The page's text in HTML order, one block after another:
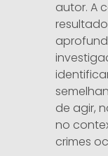
autor. A
de agir,
no
crimes